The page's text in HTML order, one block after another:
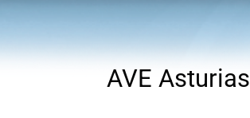
AVE Asturias